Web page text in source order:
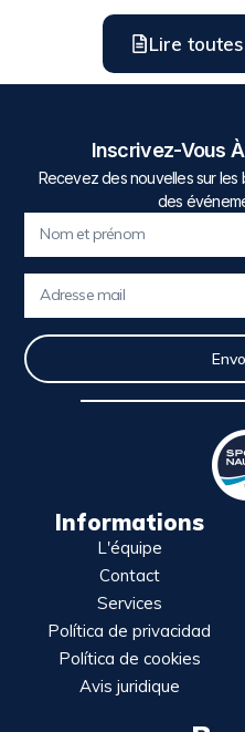
Lire
Inscrivez-Vous
Recevez des nouvelles sur
des
Informations
L'équipe
Contact
Services
Política de privacidad
Política de cookies
Avis juridique